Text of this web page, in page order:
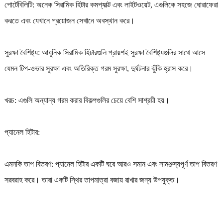
পোর্টেবিলিটি: অনেক সিরামিক হিটার কমপ্যাক্ট এবং লাইটওয়েট, এগুলিকে সহজে ঘোরাফেরা
করতে এবং যেখানে প্রয়োজন সেখানে অবস্থান করে।
সুরক্ষা বৈশিষ্ট্য: আধুনিক সিরামিক হিটারগুলি প্রায়শই সুরক্ষা বৈশিষ্ট্যগুলির সাথে আসে
যেমন টিপ-ওভার সুরক্ষা এবং অতিরিক্ত গরম সুরক্ষা, দুর্ঘটনার ঝুঁকি হ্রাস করে।
খরচ: এগুলি অন্যান্য গরম করার বিকল্পগুলির চেয়ে বেশি সাশ্রয়ী হয়।
প্যানেল হিটার:
এমনকি তাপ বিতরণ: প্যানেল হিটার একটি ঘরে আরও সমান এবং সামঞ্জস্যপূর্ণ তাপ বিতরণ
সরবরাহ করে। তারা একটি স্থির তাপমাত্রা বজায় রাখার জন্য উপযুক্ত।